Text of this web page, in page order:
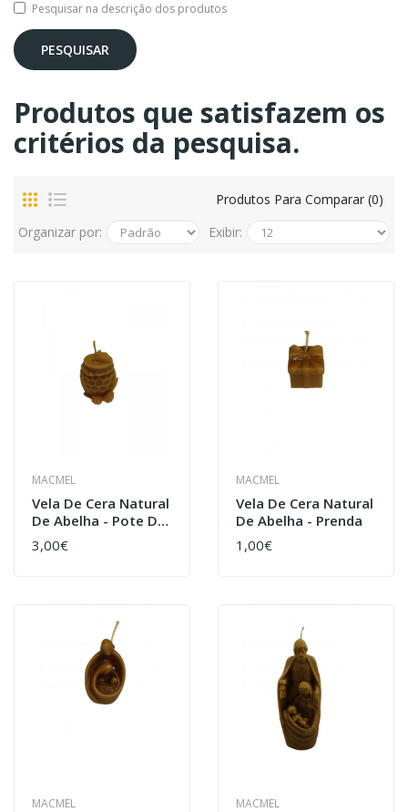
Pesquisar na descrição dos produtos
Produtos que satisfazem os
critérios da pesquisa.
Produtos Para Comparar (0)
Organizar por:
Exibir:
MACMEL
Vela De Cera Natural
De Abelha - Pote De
Mel
3,00€
MACMEL
Vela De Cera Natural
De Abelha - Prenda
1,00€
MACMEL MACMEL